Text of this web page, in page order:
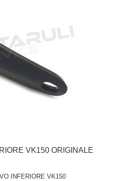
VK150 ORIGINALE
INFERIORE VK150